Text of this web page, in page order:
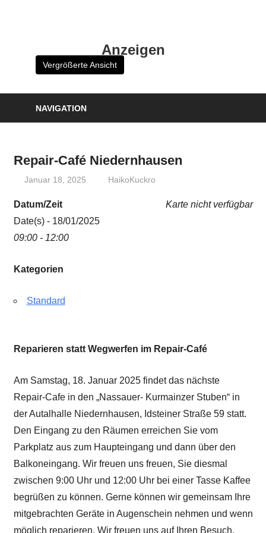
Anzeigen
Vergrößerte Ansicht
NAVIGATION
Repair-Café Niedernhausen
Januar 18, 2025 HaikoKuckro
Karte nicht verfügbar
Datum/Zeit
Date(s) - 18/01/2025
09:00 - 12:00
Kategorien
Standard
Reparieren statt Wegwerfen im Repair-Café
Am Samstag, 18. Januar 2025 findet das nächste
Repair-Cafe in den „Nassauer- Kurmainzer Stuben“ in
der Autalhalle Niedernhausen, Idsteiner Straße 59 statt.
Den Eingang zu den Räumen erreichen Sie vom
Parkplatz aus zum Haupteingang und dann über den
Balkoneingang. Wir freuen uns freuen, Sie diesmal
zwischen 9:00 Uhr und 12:00 Uhr bei einer Tasse Kaffee
begrüßen zu können. Gerne können wir gemeinsam Ihre
mitgebrachten Geräte in Augenschein nehmen und wenn
möglich reparieren. Wir freuen uns auf Ihren Besuch.